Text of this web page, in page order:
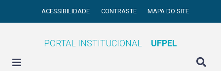
ACESSIBILIDADE CONTRASTE MAPA DO SITE
PORTAL INSTITUCIONAL UFPEL